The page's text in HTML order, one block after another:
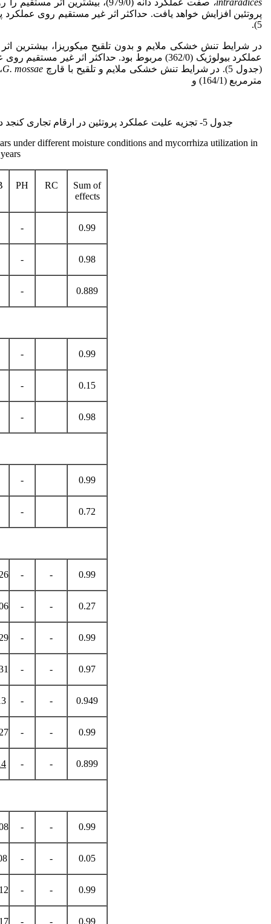
intraradices،
صفت عملکرد دانه (979/0)،
پروتئین افزایش خواهد یافت. حداکثر اثر غیر مستقیم روی
5).
عملکرد بیولوژیک (362/0) مربوط بود. حداکثر اثر
(جدول 5). در شرایط تنش خشکی ملایم و تلقیح با قارچ
G. mossae
مترمربع (164/1) و
جدول 5- تجزیه علیت عملکرد پروتئین در ارقام تجاری کنجد در شرایط مختلف رطوبتی و استفاده از میکوریزا در دو سال
under different moisture conditions and mycorrhiza utilization in
PH RC
Sum of
effects
- 0.99
- 0.98
- 0.889
- 0.99
- 0.15
- 0.98
- 0.99
- 0.72
- - 0.99
- - 0.27
- - 0.99
- - 0.97
- - 0.949
- - 0.99
- - 0.899
- - 0.99
- - 0.05
- - 0.99
- - 0.99